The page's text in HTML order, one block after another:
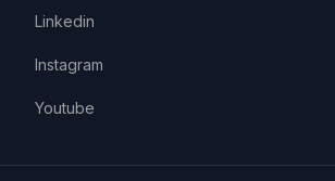
Linkedin
Instagram
Youtube